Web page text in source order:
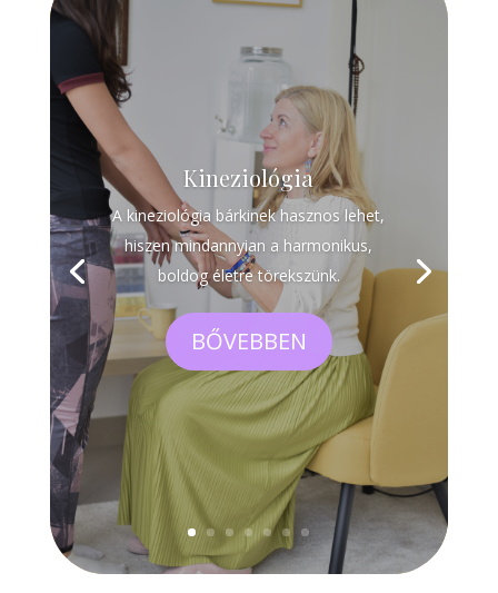
Kineziológia
A kineziológia bárkinek hasznos lehet,
hiszen mindannyian a harmonikus,
boldog életre törekszünk.
BŐVEBBEN